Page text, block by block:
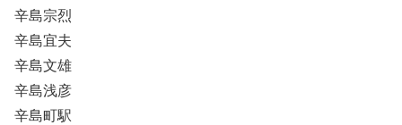
辛島宗烈
辛島宜夫
辛島文雄
辛島浅彦
辛島町駅